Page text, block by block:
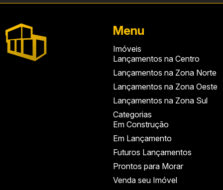
Menu
Imóveis
Lançamentos na Centro
Lançamentos na Zona Norte
Lançamentos na Zona Oeste
Lançamentos na Zona Sul
Categorias
Em Construção
Em Lançamento
Futuros Lançamentos
Prontos para Morar
Venda seu Imóvel